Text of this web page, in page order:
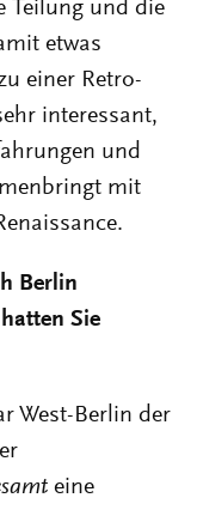
Teilung und die
etwas
einer Retro-
interessant,
und
mit
Berlin
Sie
West-Berlin der
eine